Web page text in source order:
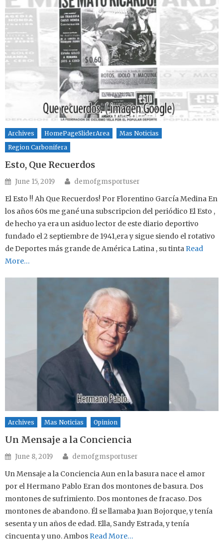
Archives HomePageSliderArea
Mas Noticias
Region Carbonifera
Esto, Que Recuerdos
Posted on
June 15, 2019 Author
demofgmsportuser
El Esto !! Ah Que Recuerdos! Por Florentino García Medina En
los años 60s me gané una subscripcion del periódico El Esto ,
de hecho ya era un asiduo lector de este diario deportivo
fundado el 2 septiembre de 1941,era y sigue siendo el rotativo
de Deportes más grande de América Latina , su tinta Read
More…
Archives Mas Noticias Opinion
Un Mensaje a la Conciencia
Posted on
June 8, 2019 Author
demofgmsportuser
Un Mensaje a la Conciencia Aun en la basura nace el amor
por el Hermano Pablo Eran dos montones de basura. Dos
montones de sufrimiento. Dos montones de fracaso. Dos
montones de abandono. Él se llamaba Juan Bojorque, y tenía
sesenta y un años de edad. Ella, Sandy Estrada, y tenía
cincuenta y uno. Ambos Read More…